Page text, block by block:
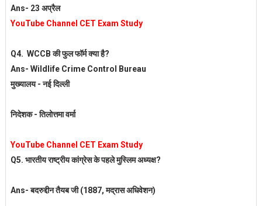
Ans- 23 अप्रैल
YouTube Channel CET Exam Study
Q4. WCCB की फुल फॉर्म क्या है?
Ans- Wildlife Crime Control Bureau
मुख्यालय - नई दिल्ली
निदेशक - तिलोत्तमा वर्मा
YouTube Channel CET Exam Study
Q5. भारतीय राष्ट्रीय कांग्रेस के पहले मुस्लिमअध्यक्ष?
Ans- बदरुद्दीन तैयब जी (1887, मद्रासअधिवेशन)